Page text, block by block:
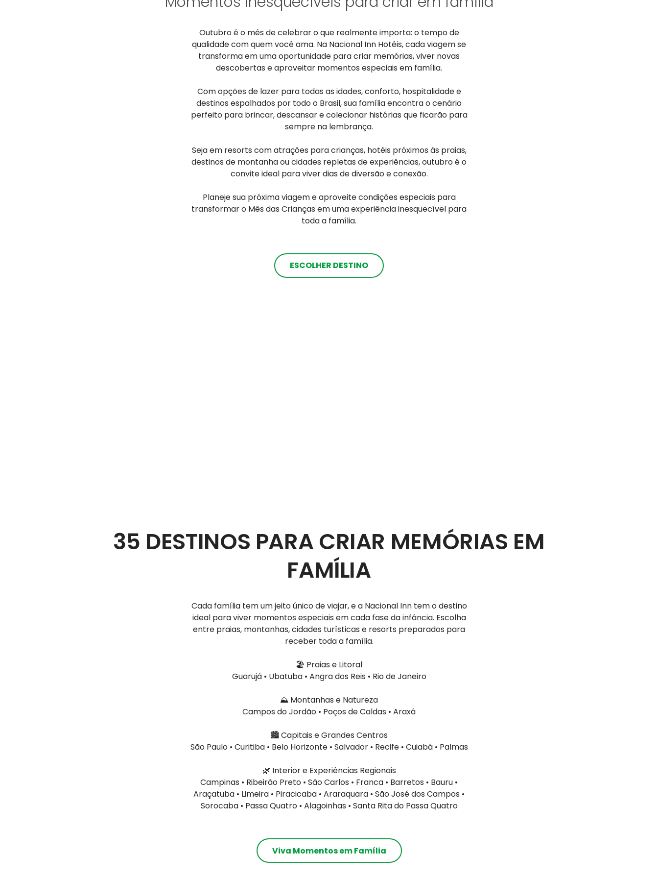
Outubro é o mês de celebrar o que realmente importa: o tempo de
qualidade com quem você ama. Na Nacional Inn Hotéis, cada viagem se
transforma em uma oportunidade para criar memórias, viver novas
descobertas e aproveitar momentos especiais em família.
Com opções de lazer para todas as idades, conforto, hospitalidade e
destinos espalhados por todo o Brasil, sua família encontra o cenário
perfeito para brincar, descansar e colecionar histórias que ficarão para
sempre na lembrança.
Seja em resorts com atrações para crianças, hotéis próximos às praias,
destinos de montanha ou cidades repletas de experiências, outubro é o
convite ideal para viver dias de diversão e conexão.
Planeje sua próxima viagem e aproveite condições especiais para
transformar o Mês das Crianças em uma experiência inesquecível para
toda a família.
ESCOLHER DESTINO
35 DESTINOS PARA CRIAR MEMÓRIAS EM
FAMÍLIA
Cada família tem um jeito único de viajar, e a Nacional Inn tem o destino
ideal para viver momentos especiais em cada fase da infância. Escolha
entre praias, montanhas, cidades turísticas e resorts preparados para
receber toda a família.
🏖️ Praias e Litoral
Guarujá • Ubatuba • Angra dos Reis • Rio de Janeiro
⛰️ Montanhas e Natureza
Campos do Jordão • Poços de Caldas • Araxá
🏙️ Capitais e Grandes Centros
São Paulo • Curitiba • Belo Horizonte • Salvador • Recife • Cuiabá • Palmas
🌿 Interior e Experiências Regionais
Campinas • Ribeirão Preto • São Carlos • Franca • Barretos • Bauru •
Araçatuba • Limeira • Piracicaba • Araraquara • São José dos Campos •
Sorocaba • Passa Quatro • Alagoinhas • Santa Rita do Passa Quatro
Viva Momentos em Família